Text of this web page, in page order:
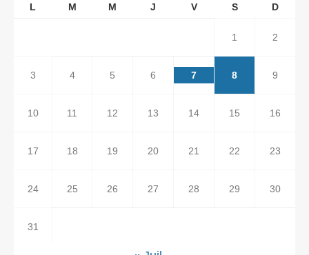
L M M J V S D
1 2
3 4 5 6 7 8 9
10 11 12 13 14 15 16
17 18 19 20 21 22 23
24 25 26 27 28 29 30
31